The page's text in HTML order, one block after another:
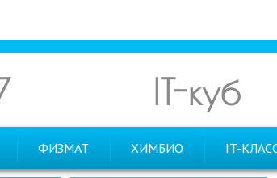
IT-куб
ФИЗМАТ ХИМБИО IT-